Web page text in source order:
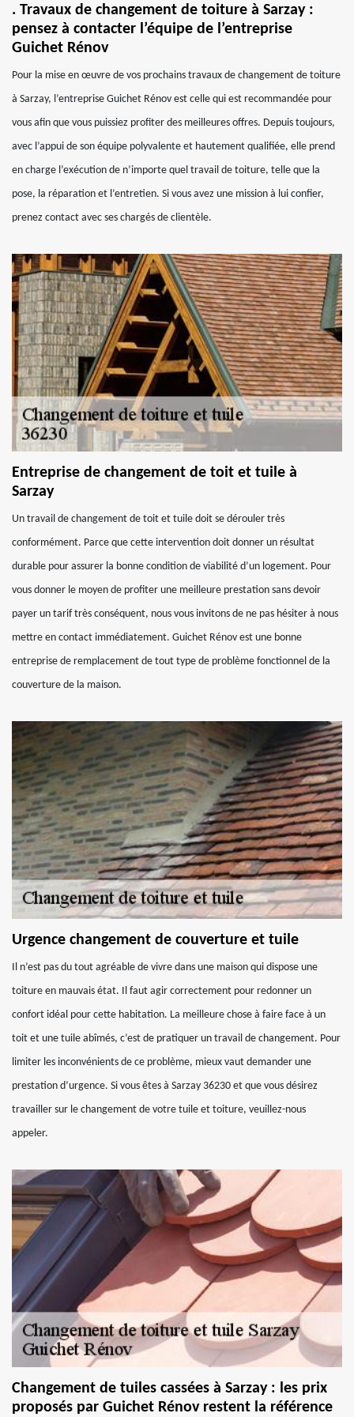
. Travaux de changement de toiture à Sarzay :
pensez à contacter l’équipe de l’entreprise
Guichet Rénov
Pour la mise en œuvre de vos prochains travaux de changement de toiture
à Sarzay, l’entreprise Guichet Rénov est celle qui est recommandée pour
vous afin que vous puissiez profiter des meilleures offres. Depuis toujours,
avec l’appui de son équipe polyvalente et hautement qualifiée, elle prend
en charge l’exécution de n’importe quel travail de toiture, telle que la
pose, la réparation et l’entretien. Si vous avez une mission à lui confier,
prenez contact avec ses chargés de clientèle.
Entreprise de changement de toit et tuile à
Sarzay
Un travail de changement de toit et tuile doit se dérouler très
conformément. Parce que cette intervention doit donner un résultat
durable pour assurer la bonne condition de viabilité d’un logement. Pour
vous donner le moyen de profiter une meilleure prestation sans devoir
payer un tarif très conséquent, nous vous invitons de ne pas hésiter à nous
mettre en contact immédiatement. Guichet Rénov est une bonne
entreprise de remplacement de tout type de problème fonctionnel de la
couverture de la maison.
Urgence changement de couverture et tuile
Il n’est pas du tout agréable de vivre dans une maison qui dispose une
toiture en mauvais état. Il faut agir correctement pour redonner un
confort idéal pour cette habitation. La meilleure chose à faire face à un
toit et une tuile abîmés, c’est de pratiquer un travail de changement. Pour
limiter les inconvénients de ce problème, mieux vaut demander une
prestation d’urgence. Si vous êtes à Sarzay 36230 et que vous désirez
travailler sur le changement de votre tuile et toiture, veuillez-nous
appeler.
Changement de tuiles cassées à Sarzay : les prix
proposés par Guichet Rénov restent la référence